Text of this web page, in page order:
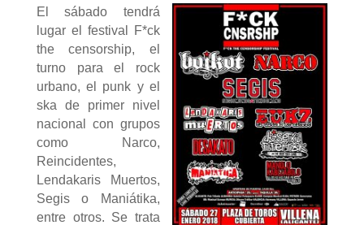
El sábado tendrá
lugar el festival F*ck
the censorship, el
turno para el rock
urbano, el punk y el
ska de primer nivel
nacional con grupos
como Narco,
Reincidentes,
Lendakaris Muertos,
Segis o Maniátika,
entre otros. Se trata